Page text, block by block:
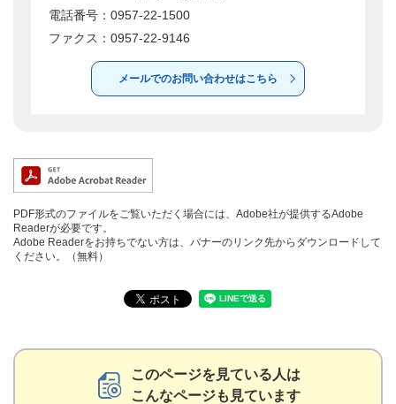
電話番号：0957-22-1500
ファクス：0957-22-9146
メールでのお問い合わせはこちら
PDF形式のファイルをご覧いただく場合には、Adobe社が提供するAdobe
Readerが必要です。
Adobe Readerをお持ちでない方は、バナーのリンク先からダウンロードして
ください。（無料）
このページを見ている人は
こんなページも見ています